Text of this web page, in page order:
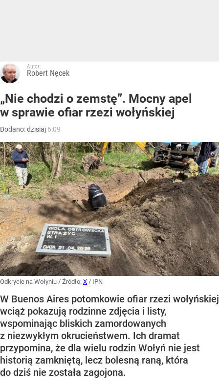
Autor:
Robert Nęcek
„Nie chodzi o zemstę”. Mocny apel
w sprawie ofiar rzezi wołyńskiej
Dodano:dzisiaj 6:09
Odkrycie na Wołyniu / Źródło: X / IPN
W Buenos Aires potomkowie ofiar rzezi wołyńskiej
wciąż pokazują rodzinne zdjęcia i listy,
wspominając bliskich zamordowanych
z niezwykłym okrucieństwem. Ich dramat
przypomina, że dla wielu rodzin Wołyń nie jest
historią zamkniętą, lecz bolesną raną, która
do dziś nie została zagojona.